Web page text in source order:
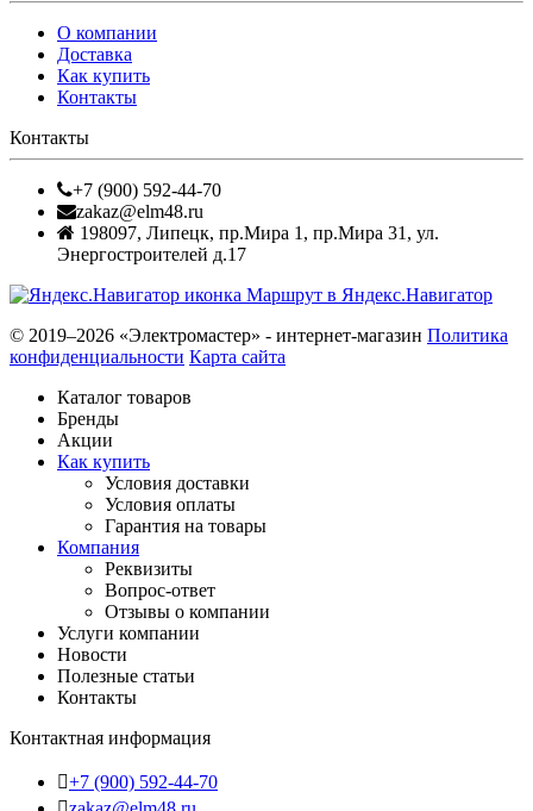
О компании
Доставка
Как купить
Контакты
Контакты
+7 (900) 592-44-70
zakaz@elm48.ru
198097, Липецк, пр.Мира 1, пр.Мира 31, ул.
Энергостроителей д.17
Маршрут в Яндекс.Навигатор
© 2019–2026 «Электромастер» - интернет-магазин Политика
конфиденциальности Карта сайта
Каталог товаров
Бренды
Акции
Как купить
Условия доставки
Условия оплаты
Гарантия на товары
Компания
Реквизиты
Вопрос-ответ
Отзывы о компании
Услуги компании
Новости
Полезные статьи
Контакты
Контактная информация
+7 (900) 592-44-70